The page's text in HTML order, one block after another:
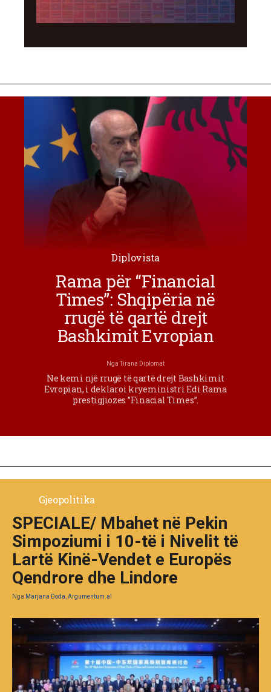
Diplovista
Rama për “Financial
Times”: Shqipëria në
rrugë të qartë drejt
Bashkimit Evropian
NgaTirana Diplomat
Ne kemi një rrugë të qartë drejt Bashkimit
Evropian, i deklaroi kryeministri Edi Rama
prestigjiozes ”Finacial Times”.
Gjeopolitika
SPECIALE/ Mbahet në Pekin
Simpoziumi i 10-të i Nivelit të
Lartë Kinë-Vendet e Europës
Qendrore dhe Lindore
Nga Marjana Doda, Argumentum.al